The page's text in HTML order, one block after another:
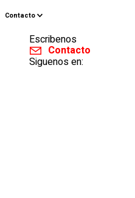
Contacto
Escribenos
Contacto
Siguenos en: